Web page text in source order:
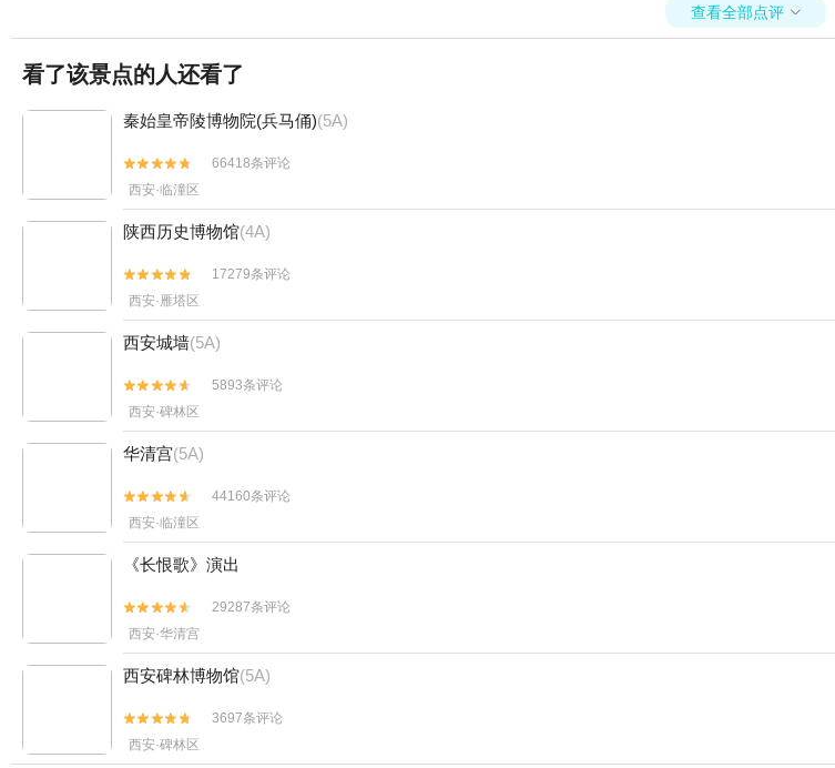
查看全部点评 
看了该景点的人还看了
秦始皇帝陵博物院(兵马俑)(5A)


66418条评论
西安·临潼区
陕西历史博物馆(4A)


17279条评论
西安·雁塔区
西安城墙(5A)


5893条评论
西安·碑林区
华清宫(5A)


44160条评论
西安·临潼区
《长恨歌》演出


29287条评论
西安·华清宫
西安碑林博物馆(5A)


3697条评论
西安·碑林区